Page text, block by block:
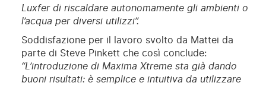
Luxfer di riscaldare autonomamente gli ambienti o
l’acqua per diversi utilizzi”.
Soddisfazione per il lavoro svolto da Mattei da
parte di Steve Pinkett che così conclude:
“L’introduzione di Maxima Xtreme sta già dando
buoni risultati: è semplice e intuitiva da utilizzare